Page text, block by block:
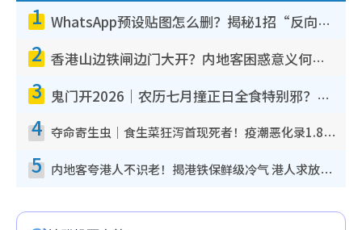
1 WhatsApp预设贴图怎么删？揭秘1招“反向操作”还原简洁界面 附3步实测教程
2 香港山边铁闸边门大开？内地客困惑意义何在！网友神回复：这种叫法理性防御
3 鬼门开2026｜农历七月撞正日全食特别邪？专家警告切忌做一事！揭4大禁忌+2招保平安
4 夺命寄生虫｜食生菜狂泻首现死者！疫潮恶化录1.8万宗病例 揭洗菜3大谬误
5 内地客夸港人不识老！揭港铁保鲜级冷气 港人求放过：别投诉